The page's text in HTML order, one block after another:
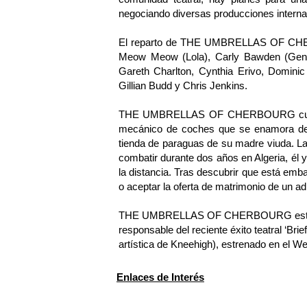
negociando diversas producciones
El reparto de THE UMBRELLAS OF
Meow Meow (Lola), Carly Bawden
Gareth Charlton, Cynthia Erivo,
Gillian Budd y Chris Jenkins.
THE UMBRELLAS OF CHERBOURG
mecánico de coches que se enamora
tienda de paraguas de su madre viuda.
combatir durante dos años en Algeria, él
la distancia. Tras descubrir que está
o aceptar la oferta de matrimonio de un
THE UMBRELLAS OF CHERBOURG
responsable del reciente éxito teatral
artística de Kneehigh), estrenado en el
Enlaces de Interés